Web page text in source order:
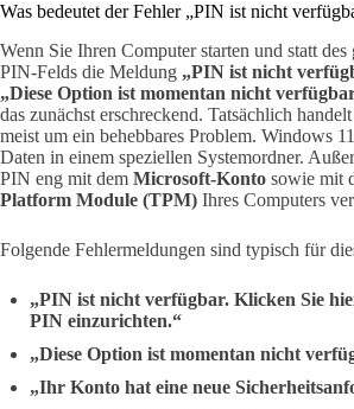
Was bedeutet der Fehler „PIN ist nicht
Wenn Sie Ihren Computer starten und statt des
PIN-Felds die Meldung „PIN ist nicht
„Diese Option ist momentan nicht
das zunächst erschreckend. Tatsächlich
meist um ein behebbares Problem. Windows
Daten in einem speziellen Systemordner.
PIN eng mit dem Microsoft-Konto sowie mit
Platform Module (TPM) Ihres Computers
Folgende Fehlermeldungen sind typisch für
„PIN ist nicht verfügbar. Klicken Sie
PIN einzurichten.“
„Diese Option ist momentan nicht
„Ihr Konto hat eine neue